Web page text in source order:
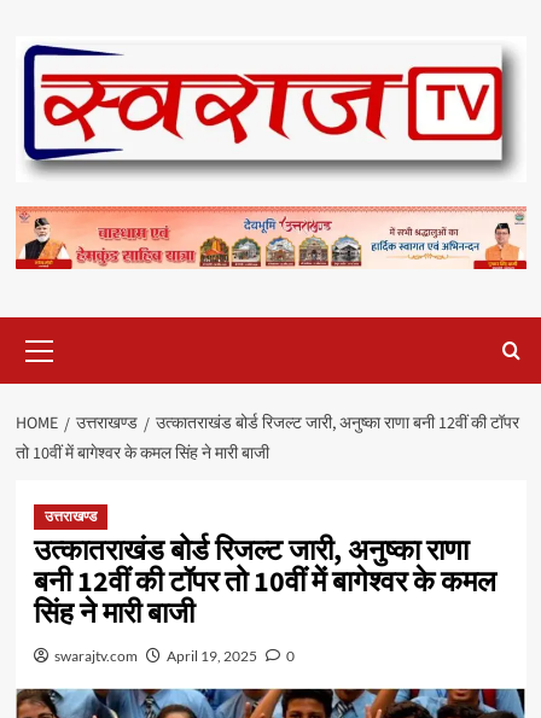
content
Menu
HOME उत्तराखण्ड
उत्कातराखंड बोर्ड रिजल्ट जारी, अनुष्का राणा बनी 12वीं की टॉपर
तो 10वीं में बागेश्वर के कमल सिंह ने मारी बाजी
उत्तराखण्ड
उत्कातराखंड बोर्ड रिजल्ट जारी, अनुष्का राणा
बनी 12वीं की टॉपर तो 10वीं में बागेश्वर के कमल
सिंह ने मारी बाजी
swarajtv.com April 19, 2025 0